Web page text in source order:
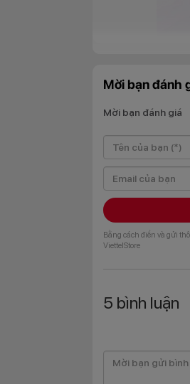
Bên cạnh đó,
lượng cũng như
hợp ở cạnh bên
lưng hay trên màn
Mời bạn đánh
Mời bạn đánh giá
Bằng cách điền và gửi
ViettelStore
5 bình luận